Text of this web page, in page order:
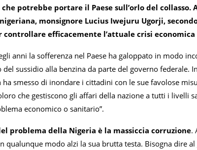
potrebbe portare il Paese sull’orlo del
monsignore Lucius Iwejuru Ugorji,
controllare efficacemente l’attuale crisi
anni la sofferenza nel Paese ha galoppato in modo
sussidio alla benzina da parte del governo federale.
ha smesso di inondare i cittadini con le sue favolose
che gestiscono gli affari della nazione a tutti i livelli
economico o sanitario”.
problema della Nigeria è la massiccia corruzione.
qualunque modo alzi la sua brutta testa. Bisogna dire